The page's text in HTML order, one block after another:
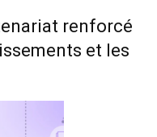
renforcé
et les